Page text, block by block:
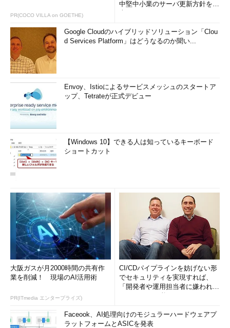
PR(COCO VILLA on GOETHE)
中堅中小業のサーバ更新方針を調
Google Cloudのハイブリッドソリューション「Clou
d Services Platform」はどうなるのか聞い...
Envoy、Istioによるサービスメッシュのスタートア
ップ、Tetrateが正式デビュー
【Windows 10】できる人は知っているキーボード
ショートカット
大阪ガスが月2000時間の共有作
業を削減！ 現場のAI活用術
PR(ITmedia エンタープライズ)
CI/CDパイプラインを妨げない形
でセキュリティを実現すれば、
「開発者や運用担当者に嫌われな
Faceook、AI処理向けのモジュラーハードウェアプ
ラットフォームとASICを発表